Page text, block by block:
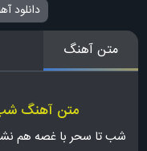
دانلود
متن آهنگ
متن آهنگ شب
شب تا سحر با غصه هم